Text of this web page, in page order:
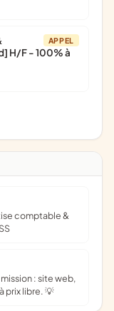
APPEL
H/F - 100% à
prix libre. 💡